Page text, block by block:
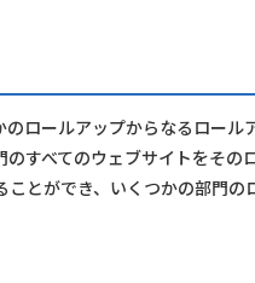
のロールアップからなるロール
すべてのウェブサイトをその
とができ、いくつかの部門の